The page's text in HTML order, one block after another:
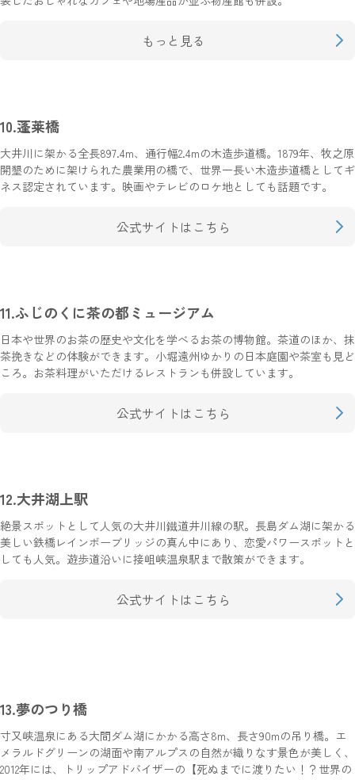
もっと見る
10.蓬莱橋
大井川に架かる全長897.4m、通行幅2.4mの木造歩道橋。1879年、牧之原
開墾のために架けられた農業用の橋で、世界一長い木造歩道橋としてギ
ネス認定されています。映画やテレビのロケ地としても話題です。
公式サイトはこちら
11.ふじのくに茶の都ミュージアム
日本や世界のお茶の歴史や文化を学べるお茶の博物館。茶道のほか、抹
茶挽きなどの体験ができます。小堀遠州ゆかりの日本庭園や茶室も見ど
ころ。お茶料理がいただけるレストランも併設しています。
公式サイトはこちら
12.大井湖上駅
絶景スポットとして人気の大井川鐵道井川線の駅。長島ダム湖に架かる
美しい鉄橋レインボーブリッジの真ん中にあり、恋愛パワースポットと
しても人気。遊歩道沿いに接岨峡温泉駅まで散策ができます。
公式サイトはこちら
13.夢のつり橋
寸又峡温泉にある大間ダム湖にかかる高さ8m、長さ90mの吊り橋。エ
メラルドグリーンの湖面や南アルプスの自然が織りなす景色が美しく、
2012年には、トリップアドバイザーの【死ぬまでに渡りたい！？世界の